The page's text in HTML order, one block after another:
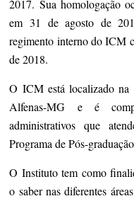
2017. Sua homologação
em 31 de agosto de
regimento interno do ICM
de 2018.
O ICM está localizado na
Alfenas-MG e é
administrativos que
Programa de Pós-
O Instituto tem como
o saber nas diferentes